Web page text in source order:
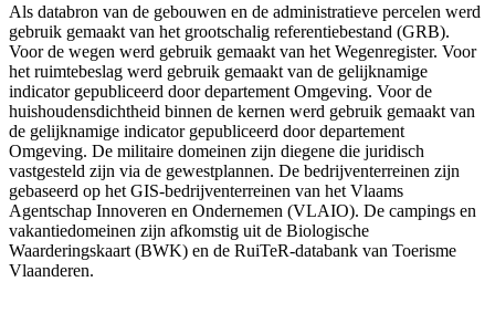
Als databron van de gebouwen en de administratieve percelen werd
gebruik gemaakt van het grootschalig referentiebestand (GRB).
Voor de wegen werd gebruik gemaakt van het Wegenregister. Voor
het ruimtebeslag werd gebruik gemaakt van de gelijknamige
indicator gepubliceerd door departement Omgeving. Voor de
huishoudensdichtheid binnen de kernen werd gebruik gemaakt van
de gelijknamige indicator gepubliceerd door departement
Omgeving. De militaire domeinen zijn diegene die juridisch
vastgesteld zijn via de gewestplannen. De bedrijventerreinen zijn
gebaseerd op het GIS-bedrijventerreinen van het Vlaams
Agentschap Innoveren en Ondernemen (VLAIO). De campings en
vakantiedomeinen zijn afkomstig uit de Biologische
Waarderingskaart (BWK) en de RuiTeR-databank van Toerisme
Vlaanderen.